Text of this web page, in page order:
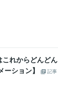
これからどんどん
ション】
記事